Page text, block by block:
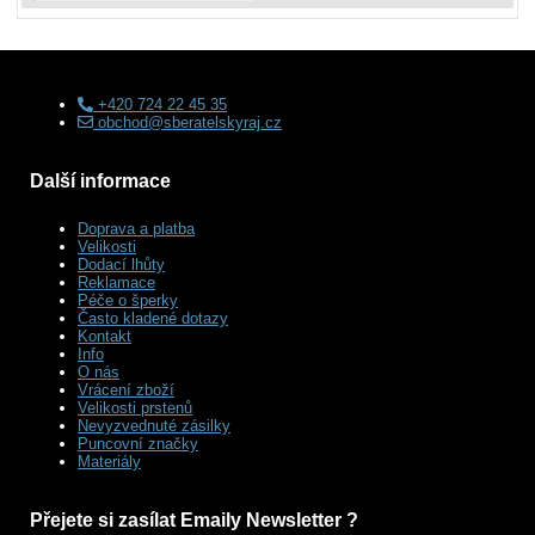
+420 724 22 45 35
obchod@sberatelskyraj.cz
Další informace
Doprava a platba
Velikosti
Dodací lhůty
Reklamace
Péče o šperky
Často kladené dotazy
Kontakt
Info
O nás
Vrácení zboží
Velikosti prstenů
Nevyzvednuté zásilky
Puncovní značky
Materiály
Přejete si zasílat Emaily Newsletter ?